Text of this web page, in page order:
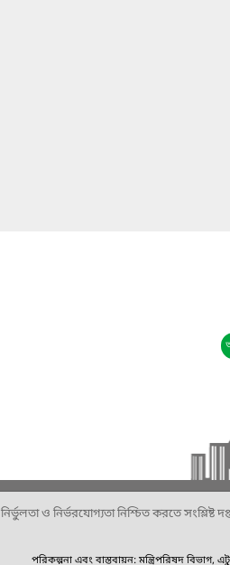
ও নির্ভরযোগ্যতা নিশ্চিত করতে সংশ্লিষ্ট
পরিকল্পনা এবং বাস্তবায়ন: মন্ত্রিপরিষদ